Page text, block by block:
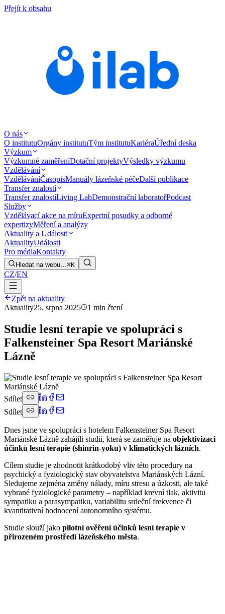
Přejít k obsahu
O nás
O institutuOrgány institutuTým institutuKariéraÚřední deska
Výzkum
Výzkumné zaměřeníDotační projektyVýsledky výzkumu
Vzdělávání
VzděláváníČasopisManuály lázeňské péčeDalší publikace
Transfer znalostí
Transfer znalostíLiving LabDemonstrační laboratořPodcast
Služby
Vzdělávací akce na míruExpertní posudky a odborné
expertizyMěření a analýzy
Aktuality a Události
AktualityUdálosti
Pro médiaKontakty
Hledat na webu…⌘K
CZ/EN
Zpět na aktuality
Aktuality25. srpna 2025 1 min čtení
Studie lesní terapie ve spolupráci s
Falkensteiner Spa Resort Mariánské
Lázně
Sdílet
Sdílet
Dnes jsme ve spolupráci s hotelem Falkensteiner Spa Resort
Mariánské Lázně zahájili studii, která se zaměřuje na objektivizaci
účinků lesní terapie (shinrin-yoku) v klimatických lázních.
Cílem studie je zhodnotit krátkodobý vliv této procedury na
psychický a fyziologický stav obyvatelstva Mariánských Lázní.
Sledujeme zejména změny nálady, míru stresu a úzkosti, ale také
vybrané fyziologické parametry – například krevní tlak, aktivitu
sympatiku a parasympatiku, variabilitu srdeční frekvence či
kvantitativní hodnocení autonomního systému.
Studie slouží jako pilotní ověření účinků lesní terapie v
přirozeném prostředí lázeňského města.